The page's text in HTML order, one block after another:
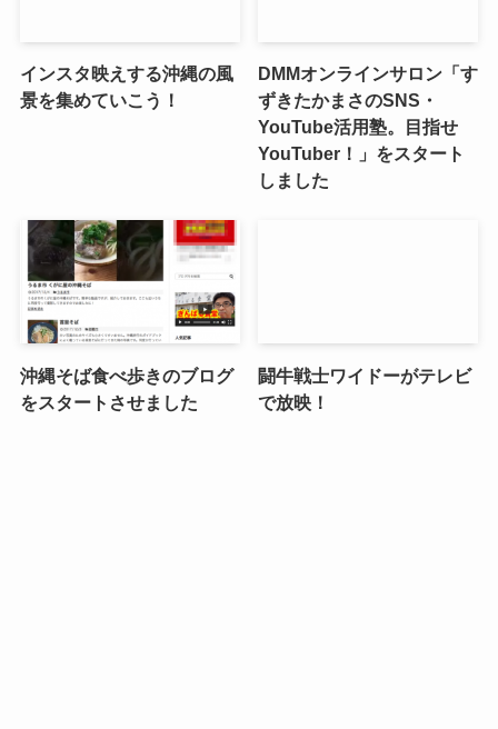
インスタ映えする沖縄の風
景を集めていこう！
DMMオンラインサロン「す
ずきたかまさのSNS・
YouTube活用塾。目指せ
YouTuber！」をスタート
しました
沖縄そば食べ歩きのブログ
をスタートさせました
闘牛戦士ワイドーがテレビ
で放映！